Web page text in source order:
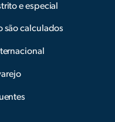
e especial
são calculados